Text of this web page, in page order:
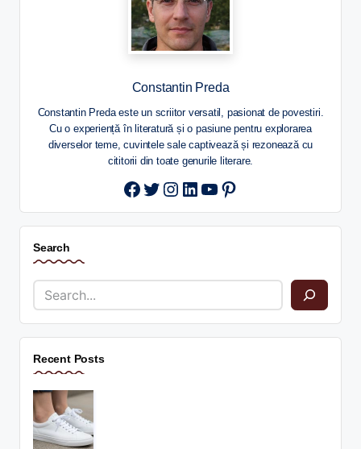
Constantin Preda
Constantin Preda este un scriitor versatil, pasionat de povestiri.
Cu o experiență în literatură și o pasiune pentru explorarea
diverselor teme, cuvintele sale captivează și rezonează cu
cititorii din toate genurile literare.
Twitter
Instagram
LinkedIn
YouTube
Pinterest
Search
Recent Posts